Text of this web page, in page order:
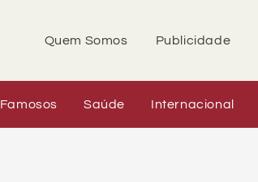
Quem Somos Publicidade
Famosos Saúde Internacional